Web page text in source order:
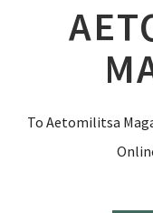
Το Aetomilitsa